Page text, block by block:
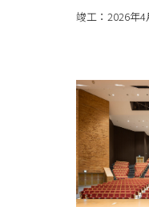
竣工：2026年